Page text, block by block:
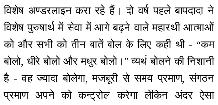
विशेष अण्डरलाइन करा रहे हैं। दो वर्ष पहले बापदादा ने
विशेष पुरुषार्थ में सेवा में आगे बढ़ने वाले महारथी आत्माओं
को और सभी को तीन बातें बोल के लिए कही थी - “कम
बोलो, धीरे बोलो और मधुर बोलो।'' व्यर्थ बोलने की निशानी
है - वह ज्यादा बोलेगा, मजबूरी से समय प्रमाण, संगठन
प्रमाण अपने को कन्ट्रोल करेगा लेकिन अंदर ऐसा